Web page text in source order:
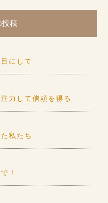
投稿
にして
力して信頼を得る
私たち
！